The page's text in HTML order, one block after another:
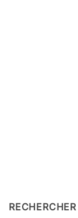
RECHERCHER